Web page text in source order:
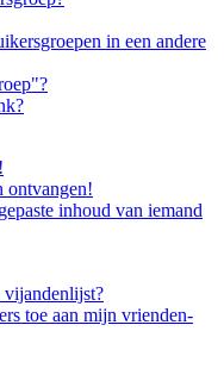
in een andere
ontvangen!
inhoud van iemand
toe aan mijn vrienden-